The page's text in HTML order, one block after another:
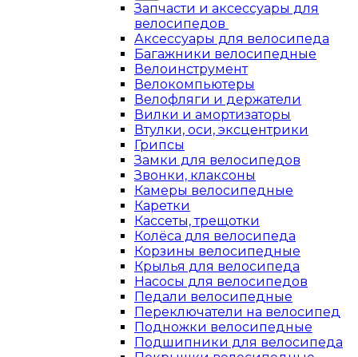
Запчасти и аксессуары для
велосипедов
Аксессуары для велосипеда
Багажники велосипедные
Велоинструмент
Велокомпьютеры
Велофляги и держатели
Вилки и амортизаторы
Втулки, оси, эксцентрики
Грипсы
Замки для велосипедов
Звонки, клаксоны
Камеры велосипедные
Каретки
Кассеты, трещотки
Колёса для велосипеда
Корзины велосипедные
Крылья для велосипеда
Насосы для велосипедов
Педали велосипедные
Переключатели на велосипед
Подножки велосипедные
Подшипники для велосипеда